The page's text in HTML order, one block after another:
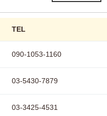
TEL
090-1053-1160
03-5430-7879
03-3425-4531